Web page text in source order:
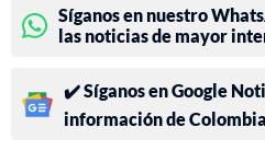
Síganos en nuestro
las noticias de mayor
✔️ Síganos en Google
información de